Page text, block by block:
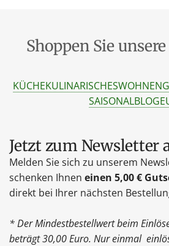
Shoppen Sie
KÜCHEKULINARISCHESWOHNEN
SAISONALBLOG
Jetzt zum Newsletter
Melden Sie sich zu unserem
schenken Ihnen einen 5,00 €
direkt bei Ihrer nächsten
* Der Mindestbestellwert beim
beträgt 30,00 Euro. Nur einmal